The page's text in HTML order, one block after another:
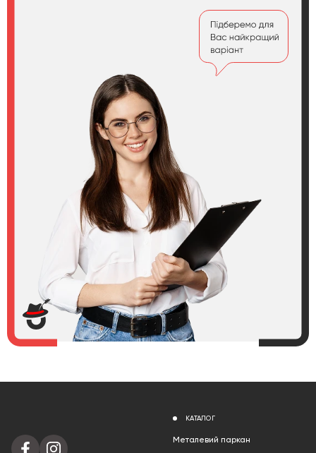
КАТАЛОГ
Металевий паркан